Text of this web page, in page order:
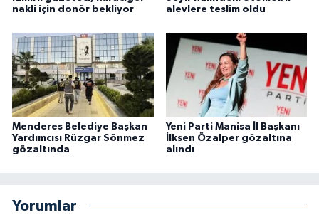
nakli için donör bekliyor
alevlere teslim oldu
Menderes Belediye Başkan
Yardımcısı Rüzgar Sönmez
gözaltında
Yeni Parti Manisa İl Başkanı
İlksen Özalper gözaltına
alındı
Yorumlar